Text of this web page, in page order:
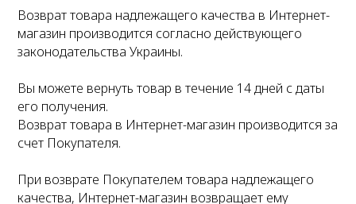
Возврат товара надлежащего качества в Интернет-
магазин производится согласно действующего
законодательства Украины.
Вы можете вернуть товар в течение 14 дней с даты
его получения.
Возврат товара в Интернет-магазин производится за
счет Покупателя.
При возврате Покупателем товара надлежащего
качества, Интернет-магазин возвращает ему